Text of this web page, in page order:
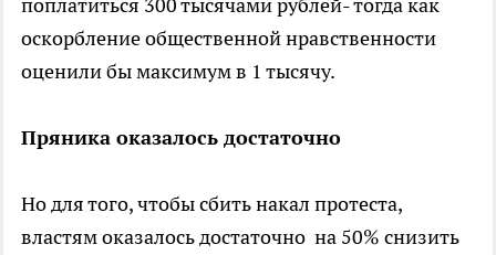
оскорбление общественной нравственности
оценили бы максимум в 1 тысячу.
Пряника оказалось достаточно
Но для того, чтобы сбить накал протеста,
властям оказалось достаточно на 50% снизить